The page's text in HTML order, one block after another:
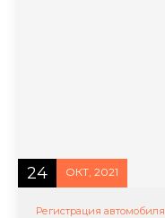
24 ОКТ, 2021
Регистрация автомобиля